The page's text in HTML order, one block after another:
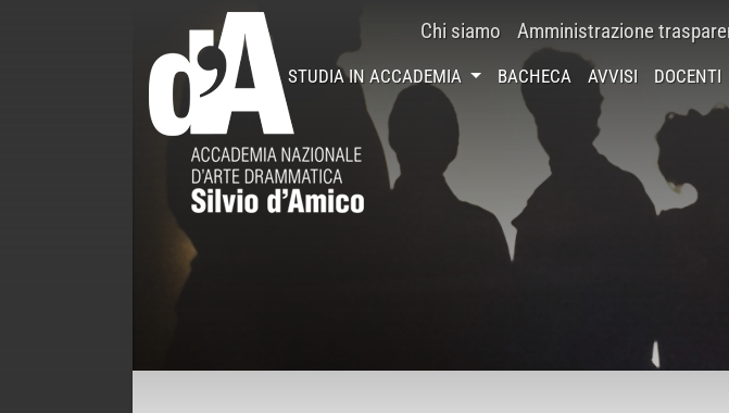
Chi siamo Amministrazione
STUDIA IN ACCADEMIA BACHECA AVVISI DOCENTI